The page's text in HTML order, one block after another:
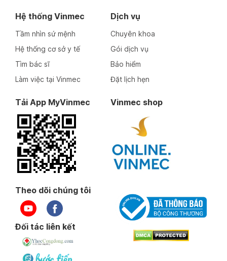
Hệ thống Vinmec
Tầm nhìn sứ mệnh
Hệ thống cơ sở y tế
Tìm bác sĩ
Làm việc tại Vinmec
Dịch vụ
Chuyên khoa
Gói dịch vụ
Bảo hiểm
Đặt lịch hẹn
Tải App MyVinmec Vinmec shop
Theo dõi chúng tôi
Đối tác liên kết